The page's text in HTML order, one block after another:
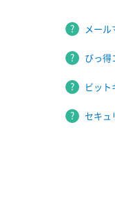
メール
びっ得
ビット
セキュ